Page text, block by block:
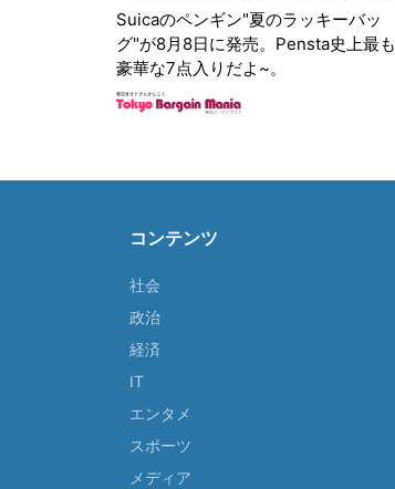
Suicaのペンギン"夏のラッキーバッ
グ"が8月8日に発売。Pensta史上最も
豪華な7点入りだよ~。
コンテンツ
社会
政治
経済
IT
エンタメ
スポーツ
メディア